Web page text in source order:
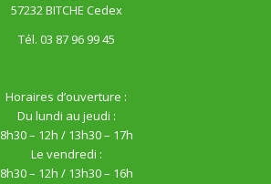
57232 BITCHE Cedex
Tél. 03 87 96 99 45
Horaires d’ouverture :
Du lundi au jeudi :
8h30 – 12h / 13h30 – 17h
Le vendredi :
8h30 – 12h / 13h30 – 16h